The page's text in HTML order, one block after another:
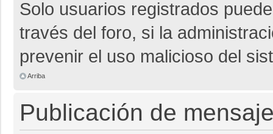
Solo usuarios registrados
través del foro, si la
prevenir el uso malicioso del
Arriba
Publicación de